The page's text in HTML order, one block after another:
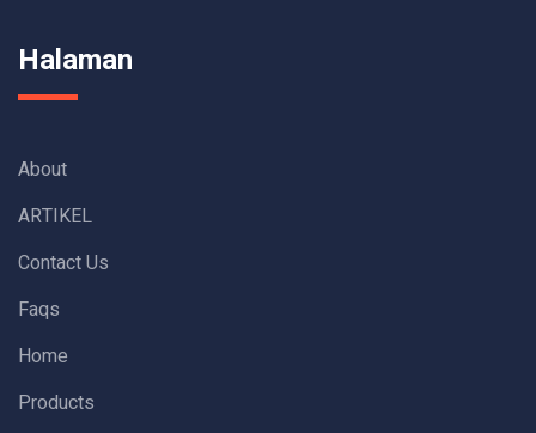
Halaman
About
ARTIKEL
Contact Us
Faqs
Home
Products